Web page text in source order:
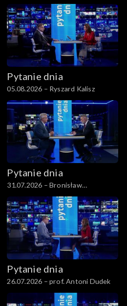
Pytanie dnia
05.08.2026 – Ryszard Kalisz
Pytanie dnia
31.07.2026 – Bronisław
Komorowski
Pytanie dnia
26.07.2026 – prof. Antoni Dudek